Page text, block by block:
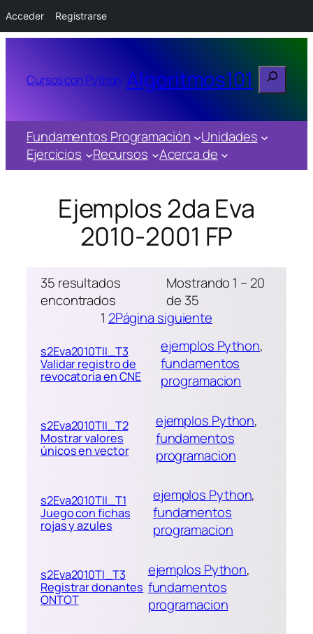
Acceder Registrarse
Cursos con Python Algoritmos101 Buscar
Fundamentos Programación
Unidades
Ejercicios
Recursos Acerca de
Ejemplos 2da Eva
2010-2001 FP
35 resultados
encontrados
Mostrando 1 – 20
de 35
1 2Página siguiente
s2Eva2010TII_T3
Validar registro de
revocatoria en CNE
ejemplos Python
fundamentos
programacion
s2Eva2010TII_T2
Mostrar valores
únicos en vector
ejemplos Python
fundamentos
programacion
s2Eva2010TII_T1
Juego con fichas
rojas y azules
ejemplos Python
fundamentos
programacion
s2Eva2010TI_T3
Registrar donantes
ONTOT
ejemplos Python
fundamentos
programacion